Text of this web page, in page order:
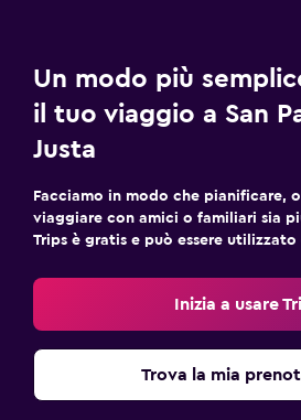
Un modo più
il tuo viaggio a San
Justa
Facciamo in modo che pianificare,
viaggiare con amici o familiari sia
Trips è gratis e può essere
Inizia a usare
Trova la mia